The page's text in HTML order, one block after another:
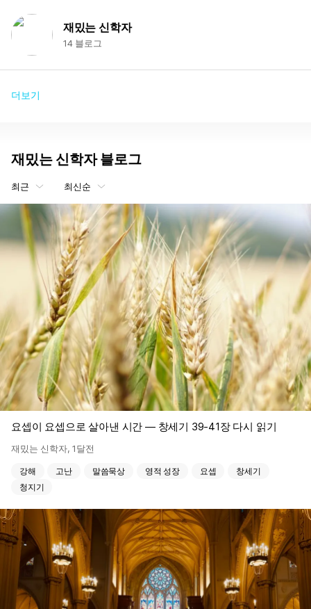
재밌는 신학자
14 블로그
더보기
재밌는 신학자 블로그
최근 최신순
요셉이 요셉으로 살아낸 시간 — 창세기 39-41장 다시 읽기
재밌는 신학자,1달전
강해 고난 말씀묵상 영적 성장 요셉
창세기
청지기